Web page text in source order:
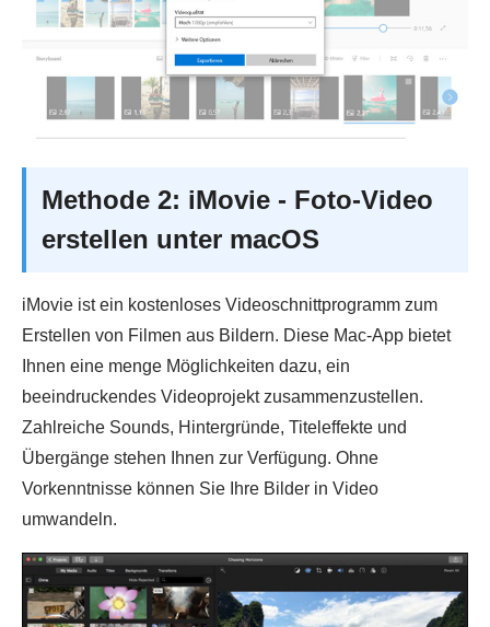
Methode 2: iMovie - Foto-Video
erstellen unter macOS
iMovie ist ein kostenloses Videoschnittprogramm zum
Erstellen von Filmen aus Bildern. Diese Mac-App bietet
Ihnen eine menge Möglichkeiten dazu, ein
beeindruckendes Videoprojekt zusammenzustellen.
Zahlreiche Sounds, Hintergründe, Titeleffekte und
Übergänge stehen Ihnen zur Verfügung. Ohne
Vorkenntnisse können Sie Ihre Bilder in Video
umwandeln.